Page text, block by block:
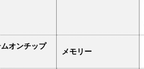
オンチップ
メモリー